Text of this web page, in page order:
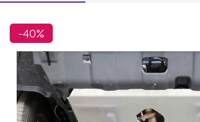
-40%